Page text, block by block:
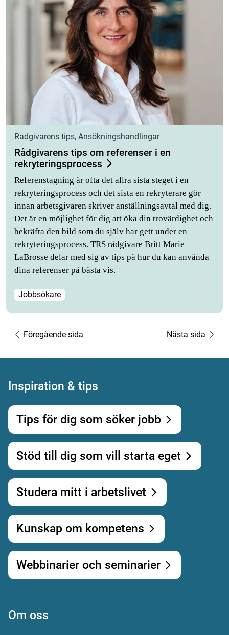
Rådgivarens tips, Ansökningshandlingar
Rådgivarens tips om referenser i en
rekryteringsprocess
Referenstagning är ofta det allra sista steget i en
rekryteringsprocess och det sista en rekryterare gör
innan arbetsgivaren skriver anställningsavtal med dig.
Det är en möjlighet för dig att öka din trovärdighet och
bekräfta den bild som du själv har gett under en
rekryteringsprocess. TRS rådgivare Britt Marie
LaBrosse delar med sig av tips på hur du kan använda
dina referenser på bästa vis.
Jobbsökare
Föregående sida Nästa sida
Inspiration & tips
Tips för dig som söker jobb
Stöd till dig som vill starta eget
Studera mitt i arbetslivet
Kunskap om kompetens
Webbinarier och seminarier
Om oss